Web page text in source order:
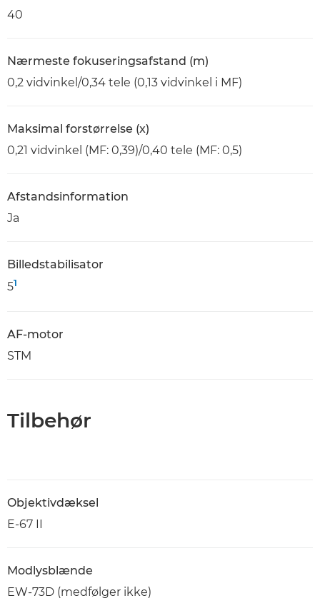
40
Nærmeste fokuseringsafstand (m)
0,2 vidvinkel/0,34 tele (0,13 vidvinkel i MF)
Maksimal forstørrelse (x)
0,21 vidvinkel (MF: 0,39)/0,40 tele (MF: 0,5)
Afstandsinformation
Ja
Billedstabilisator
51
AF-motor
STM
Tilbehør
Objektivdæksel
E-67 II
Modlysblænde
EW-73D (medfølger ikke)